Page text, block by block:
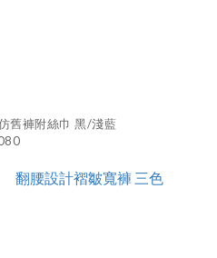
舊褲附絲巾 黑/淺藍